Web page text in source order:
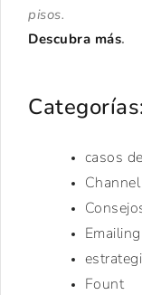
pisos.
Descubra más.
casos
Emailing
Fount